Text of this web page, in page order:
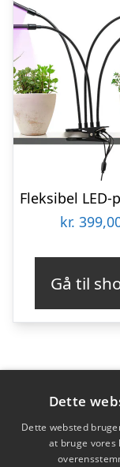
kr.
Gå til
Varekategorier
Produkter
Dette
Dette websted
at bruge vores